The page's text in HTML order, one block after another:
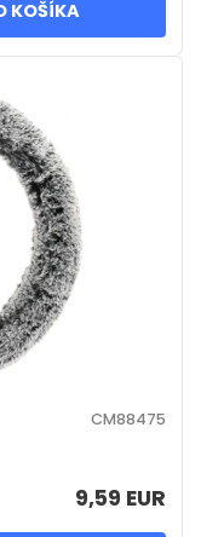
CM88475
9,59 EUR